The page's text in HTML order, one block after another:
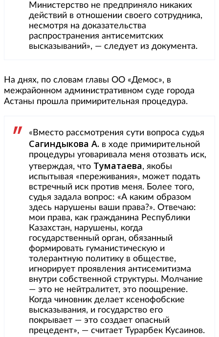
Министерство не предприняло никаких
действий в отношении своего сотрудника,
несмотря на доказательства
распространения антисемитских
высказываний», — следует из документа.
На днях, по словам главы ОО «Демос», в
межрайонном административном суде города
Астаны прошла примирительная процедура.
«Вместо рассмотрения сути вопроса судья
Сагиндыкова А. в ходе примирительной
процедуры уговаривала меня отозвать иск,
утверждая, что Туматаева, якобы
испытывая «переживания», может подать
встречный иск против меня. Более того,
судья задала вопрос: «А каким образом
здесь нарушены ваши права?». Отвечаю:
мои права, как гражданина Республики
Казахстан, нарушены, когда
государственный орган, обязанный
формировать гуманистическую и
толерантную политику в обществе,
игнорирует проявления антисемитизма
внутри собственной структуры. Молчание
— это не нейтралитет, это поощрение.
Когда чиновник делает ксенофобские
высказывания, и государство его
покрывает — это создает опасный
прецедент», — считает Турарбек Кусаинов.